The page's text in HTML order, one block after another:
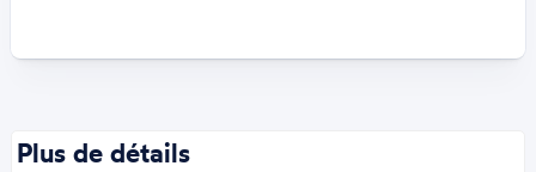
Plus de détails